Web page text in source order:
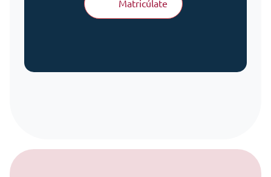
Matricúlate
Saltar al contenido